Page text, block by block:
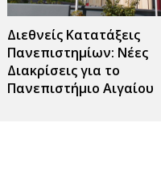
Διεθνείς Κατατάξεις
Πανεπιστημίων: Νέες
Διακρίσεις για το
Πανεπιστήμιο Αιγαίου